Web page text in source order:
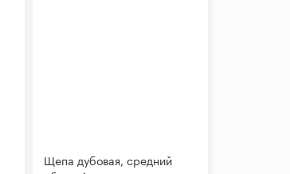
Щепа дубовая, средний